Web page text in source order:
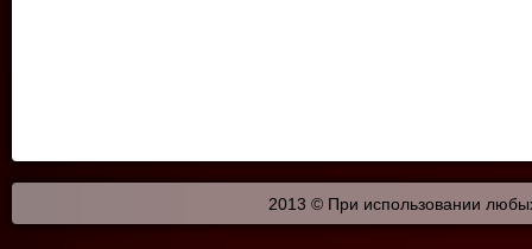
2013 © При использовании